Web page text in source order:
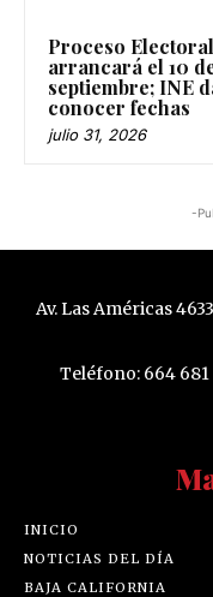
Proceso
arrancará el 10
septiembre; INE
conocer fechas
julio 31, 2026
-
Av. Las Américas
Teléfono: 664 681
INICIO
NOTICIAS DEL DÍA
BAJA CALIFORNIA